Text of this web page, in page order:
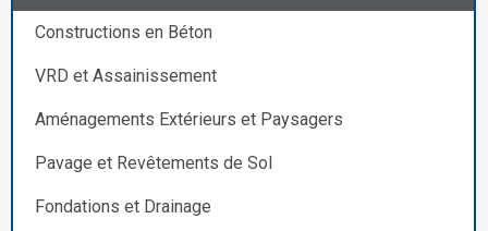
Constructions en Béton
VRD et Assainissement
Aménagements Extérieurs et Paysagers
Pavage et Revêtements de Sol
Fondations et Drainage